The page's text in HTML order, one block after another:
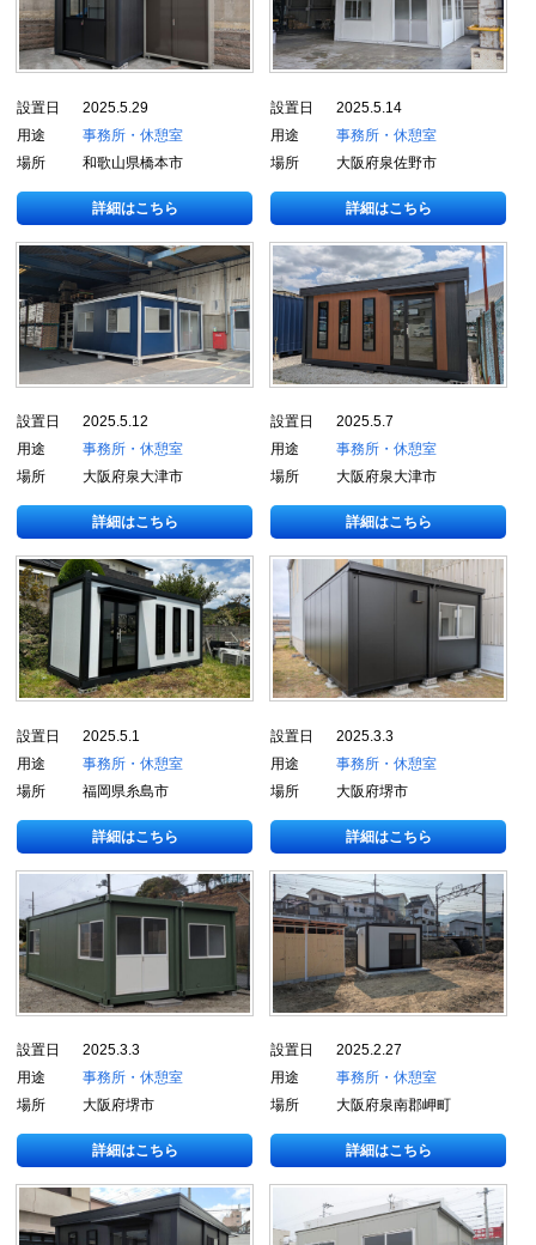
設置日
2025.5.29
用途
事務所・休憩室
場所
和歌山県橋本市
詳細はこちら
設置日
2025.5.14
用途
事務所・休憩室
場所
大阪府泉佐野市
詳細はこちら
設置日
2025.5.12
用途
事務所・休憩室
場所
大阪府泉大津市
詳細はこちら
設置日
2025.5.7
用途
事務所・休憩室
場所
大阪府泉大津市
詳細はこちら
設置日
2025.5.1
用途
事務所・休憩室
場所
福岡県糸島市
詳細はこちら
設置日
2025.3.3
用途
事務所・休憩室
場所
大阪府堺市
詳細はこちら
設置日
2025.3.3
用途
事務所・休憩室
場所
大阪府堺市
詳細はこちら
設置日
2025.2.27
用途
事務所・休憩室
場所
大阪府泉南郡岬町
詳細はこちら